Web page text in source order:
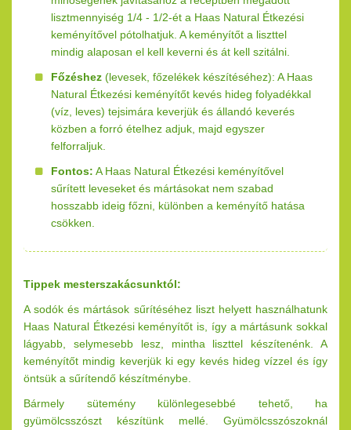
lisztmennyiség 1/4 - 1/2-ét a Haas Natural Étkezési
keményítővel pótolhatjuk. A keményítőt a liszttel
mindig alaposan el kell keverni és át kell szitálni.
Főzéshez (levesek, főzelékek készítéséhez): A Haas
Natural Étkezési keményítőt kevés hideg folyadékkal
(víz, leves) tejsimára keverjük és állandó keverés
közben a forró ételhez adjuk, majd egyszer
felforraljuk.
Fontos: A Haas Natural Étkezési keményítővel
sűrített leveseket és mártásokat nem szabad
hosszabb ideig főzni, különben a keményítő hatása
csökken.
Tippek mesterszakácsunktól:
A sodók és mártások sűrítéséhez liszt helyett használhatunk
Haas Natural Étkezési keményítőt is, így a mártásunk sokkal
lágyabb, selymesebb lesz, mintha liszttel készítenénk. A
keményítőt mindig keverjük ki egy kevés hideg vízzel és így
öntsük a sűrítendő készítménybe.
Bármely sütemény különlegesebbé tehető, ha
gyümölcsszószt készítünk mellé. Gyümölcsszószoknál